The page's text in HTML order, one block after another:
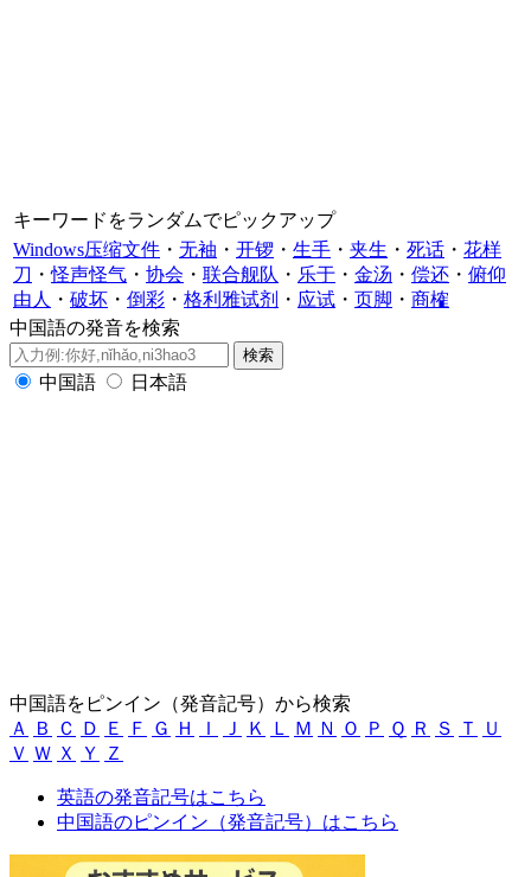
キーワードをランダムでピックアップ
Windows压缩文件 ・ 无袖 ・ 开锣 ・ 生手 ・ 夹生 ・ 死话 ・ 花样
刀 ・怪声怪气 ・ 协会 ・ 联合舰队 ・ 乐于 ・ 金汤 ・ 偿还 ・ 俯仰
由人
・ 破坏 ・ 倒彩 ・ 格利雅试剂 ・ 应试 ・ 页脚 ・ 商榷
中国語の発音を検索
中国語 日本語
中国語をピンイン（発音記号）から検索
Ａ
Ｂ Ｃ Ｄ Ｅ Ｆ Ｇ Ｈ Ｉ Ｊ Ｋ Ｌ Ｍ Ｎ Ｏ Ｐ Ｑ Ｒ Ｓ Ｔ
Ｕ
Ｖ Ｗ Ｘ Ｙ Ｚ
英語の発音記号はこちら
中国語のピンイン（発音記号）はこちら